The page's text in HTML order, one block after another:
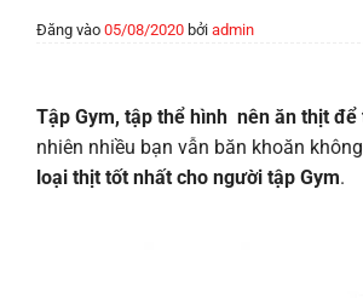
Đăng vào 05/08/2020 bởi admin
Tập Gym, tập thể hình nên ăn thịt để
nhiên nhiều bạn vẫn băn khoăn
loại thịt tốt nhất cho người tập Gym.